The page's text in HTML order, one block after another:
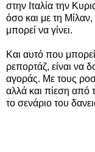
στην Ιταλία την
όσο και με τη Μίλαν,
μπορεί να γίνει.
Και αυτό που
ρεπορτάζ, είναι να
αγοράς. Με τους
αλλά και πίεση από
το σενάριο του